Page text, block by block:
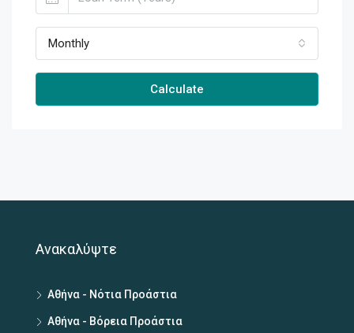
Monthly
Calculate
Ανακαλύψτε
Αθήνα - Νότια Προάστια
Αθήνα - Βόρεια Προάστια